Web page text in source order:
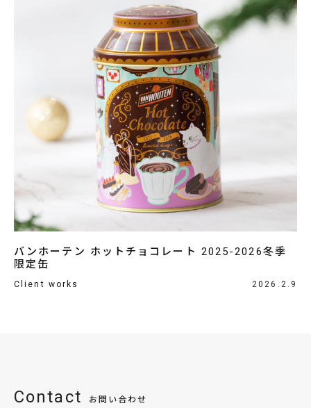
バンホーテン ホットチョコレート 2025-2026冬季
限定缶
Client works 2026.2.9
Contact お問い合わせ